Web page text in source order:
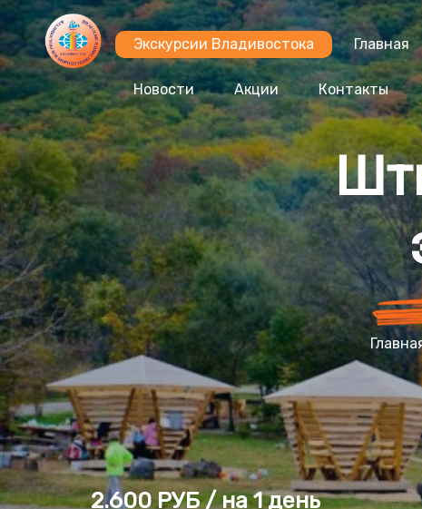
Экскурсии Владивостока Главная
Новости Акции Контакты
2.600 РУБ / на 1 день